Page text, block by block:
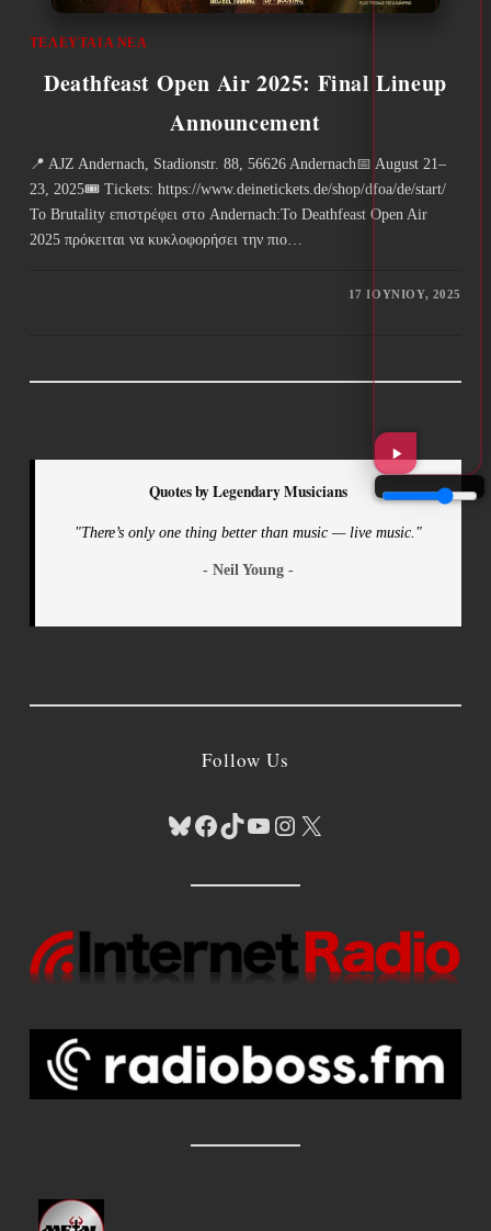
ΤΕΛΕΥΤΑΊΑ ΝΈΑ
Deathfeast Open Air 2025: Final Lineup
Announcement
📍 AJZ Andernach, Stadionstr. 88, 56626 Andernach📅 August 21–
23, 2025🎟️ Tickets: https://www.deinetickets.de/shop/dfoa/de/start/
Το Brutality επιστρέφει στο Andernach:Το Deathfeast Open Air
2025 πρόκειται να κυκλοφορήσει την πιο…
17 ΙΟΥΝΊΟΥ, 2025
Quotes by Legendary Musicians
"There’s only one thing better than music — live music."
- Neil Young -
Follow Us